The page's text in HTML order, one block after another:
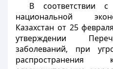
В соответствии с
национальной
Казахстан от 25
утверждении
заболеваний, при
распространения